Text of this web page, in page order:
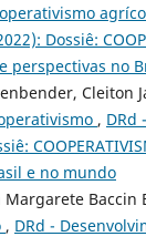
Dossiê:
perspectivas no
Cleiton
, DRd
e no mundo
Baccin
, DRd -